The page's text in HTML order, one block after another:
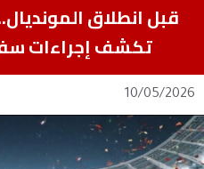
قبل انطلاق
تكشف إجراءات
10/05/2026